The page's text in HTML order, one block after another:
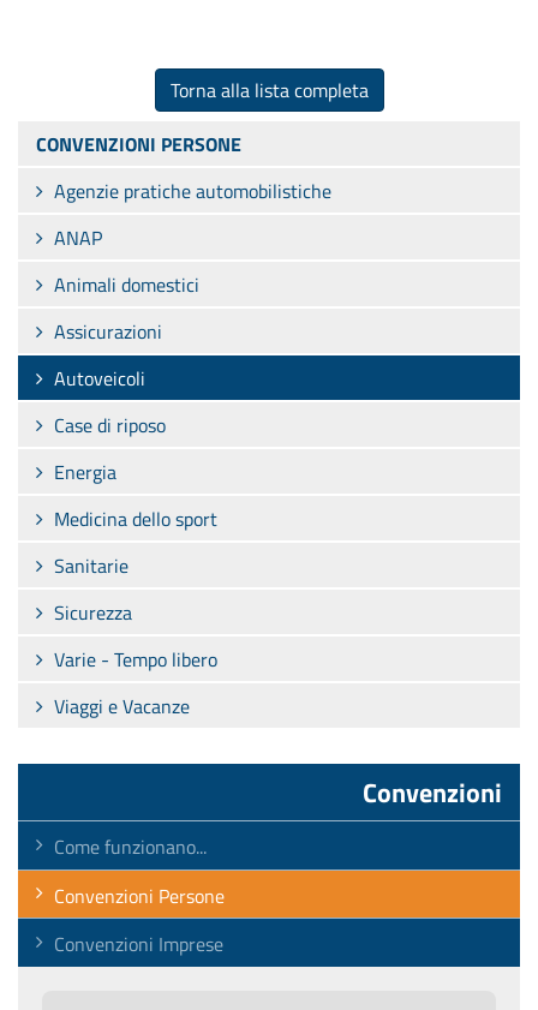
Torna alla lista completa
CONVENZIONI PERSONE
Agenzie pratiche automobilistiche
ANAP
Animali domestici
Assicurazioni
Autoveicoli
Case di riposo
Energia
Medicina dello sport
Sanitarie
Sicurezza
Varie - Tempo libero
Viaggi e Vacanze
Convenzioni
Come funzionano...
Convenzioni Persone
Convenzioni Imprese